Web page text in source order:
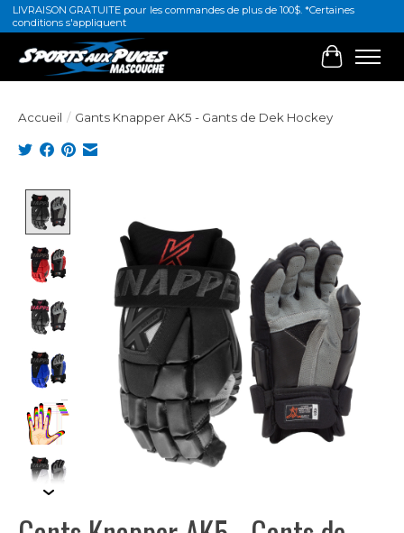
LIVRAISON GRATUITE pour les commandes de plus de 100$. *Certaines
conditions s'appliquent
Panier
Accueil / Gants Knapper AK5 - Gants de Dek Hockey